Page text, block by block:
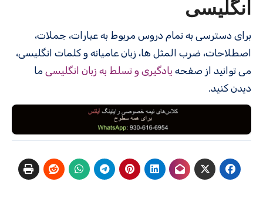
انگلیسی
برای دسترسی به تمام دروس مربوط به عبارات، جملات،
اصطلاحات، ضرب المثل ها، زبان عامیانه و کلمات انگلیسی،
می توانید از صفحه یادگیری و تسلط به زبان انگلیسی ما
دیدن کنید.